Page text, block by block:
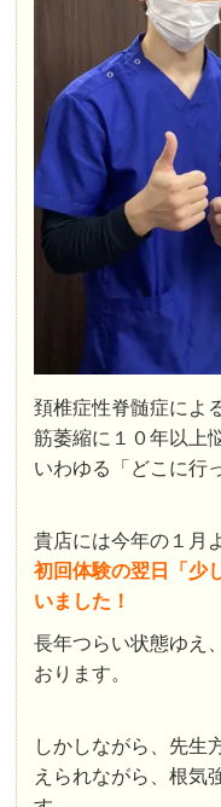
頚椎症性脊髄症によ
筋萎縮に１０年以上
いわゆる「どこに行
貴店には今年の１月
初回体験の翌日「少
いました！
長年つらい状態ゆえ
おります。
しかしながら、先生
えられながら、根気